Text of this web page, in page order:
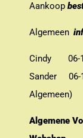
Aankoop
Algemeen
Cindy 06-
Sander 06-
Algemeen)
Algemene